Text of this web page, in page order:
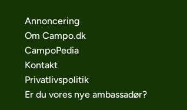
Annoncering
Om Campo.dk
CampoPedia
Kontakt
Privatlivspolitik
Er du vores nye ambassadør?